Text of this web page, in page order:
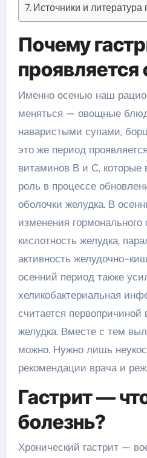
Источники и
Почему
проявляется
Именно осенью наш
меняться — овощные
наваристыми супами,
это же период
витаминов В и С, которые
роль в процессе
оболочки желудка. В
изменения
кислотность желудка,
активность желудочно-
осенний период также
хеликобактериальная
считается первопричиной
желудка. Вместе с тем
можно. Нужно лишь
рекомендации врача и
Гастрит —
болезнь?
Хронический гастрит —